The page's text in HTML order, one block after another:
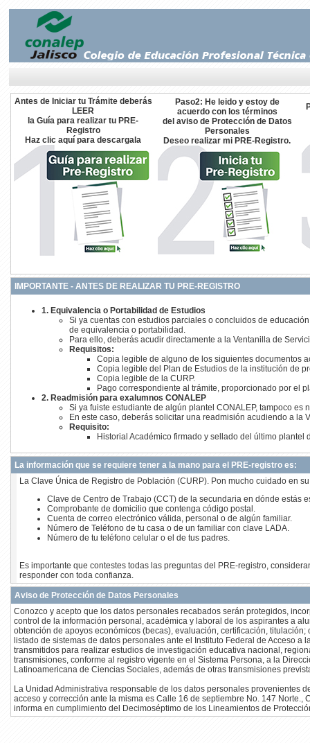
Antes de Iniciar tu Trámite deberás
LEER
la Guía para realizar tu PRE-
Registro
Haz clic aquí para descargala
Paso2: He leido y estoy de
acuerdo con los términos
del aviso de Protección de Datos
Personales
Deseo realizar mi PRE-Registro.
IMPORTANTE - ANTES DE REALIZAR TU PRE-REGISTRO
1. Equivalencia o Portabilidad de Estudios
Si ya cuentas con estudios parciales o concluidos de
de equivalencia o portabilidad.
Para ello, deberás acudir directamente a la Ventanilla de
Requisitos:
Copia legible de alguno de los siguientes documentos
Copia legible del Plan de Estudios de la institución de
Copia legible de la CURP.
Pago correspondiente al trámite, proporcionado por el
2. Readmisión para exalumnos CONALEP
Si ya fuiste estudiante de algún plantel CONALEP, tampoco es
En este caso, deberás solicitar una readmisión acudiendo a
Requisito:
Historial Académico firmado y sellado del último plantel
La información que se requiere tener a la mano para el PRE-registro es:
La Clave Única de Registro de Población (CURP). Pon mucho cuidado en
Clave de Centro de Trabajo (CCT) de la secundaria en dónde estás
Comprobante de domicilio que contenga código postal.
Cuenta de correo electrónico válida, personal o de algún familiar.
Número de Teléfono de tu casa o de un familiar con clave LADA.
Número de tu teléfono celular o el de tus padres.
Es importante que contestes todas las preguntas del PRE-registro,
responder con toda confianza.
Aviso de Protección de Datos Personales
Conozco y acepto que los datos personales recabados serán protegidos,
control de la información personal, académica y laboral de los aspirantes a
obtención de apoyos económicos (becas), evaluación, certificación,
listado de sistemas de datos personales ante el Instituto Federal de Acceso
transmitidos para realizar estudios de investigación educativa nacional,
transmisiones, conforme al registro vigente en el Sistema Persona, a la
Latinoamericana de Ciencias Sociales, además de otras transmisiones
La Unidad Administrativa responsable de los datos personales provenientes
acceso y corrección ante la misma es Calle 16 de septiembre No. 147
informa en cumplimiento del Decimoséptimo de los Lineamientos de